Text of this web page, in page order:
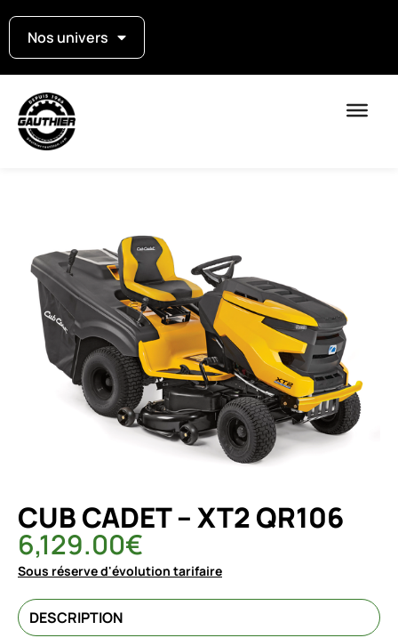
Nos univers
CUB CADET – XT2 QR106
6,129.00€
Sous réserve d'évolution tarifaire
DESCRIPTION